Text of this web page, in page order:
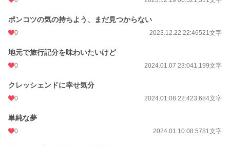
ポンコツの気の持ちよう、まだ見つからない
0 2023.12.22 22:46521文字
地元で旅行記分を味わいたいけど
0 2024.01.07 23:041,199文字
クレッシェンドに幸せ気分
0 2024.01.08 22:423,684文字
単純な夢
0 2024.01.10 08:5781文字